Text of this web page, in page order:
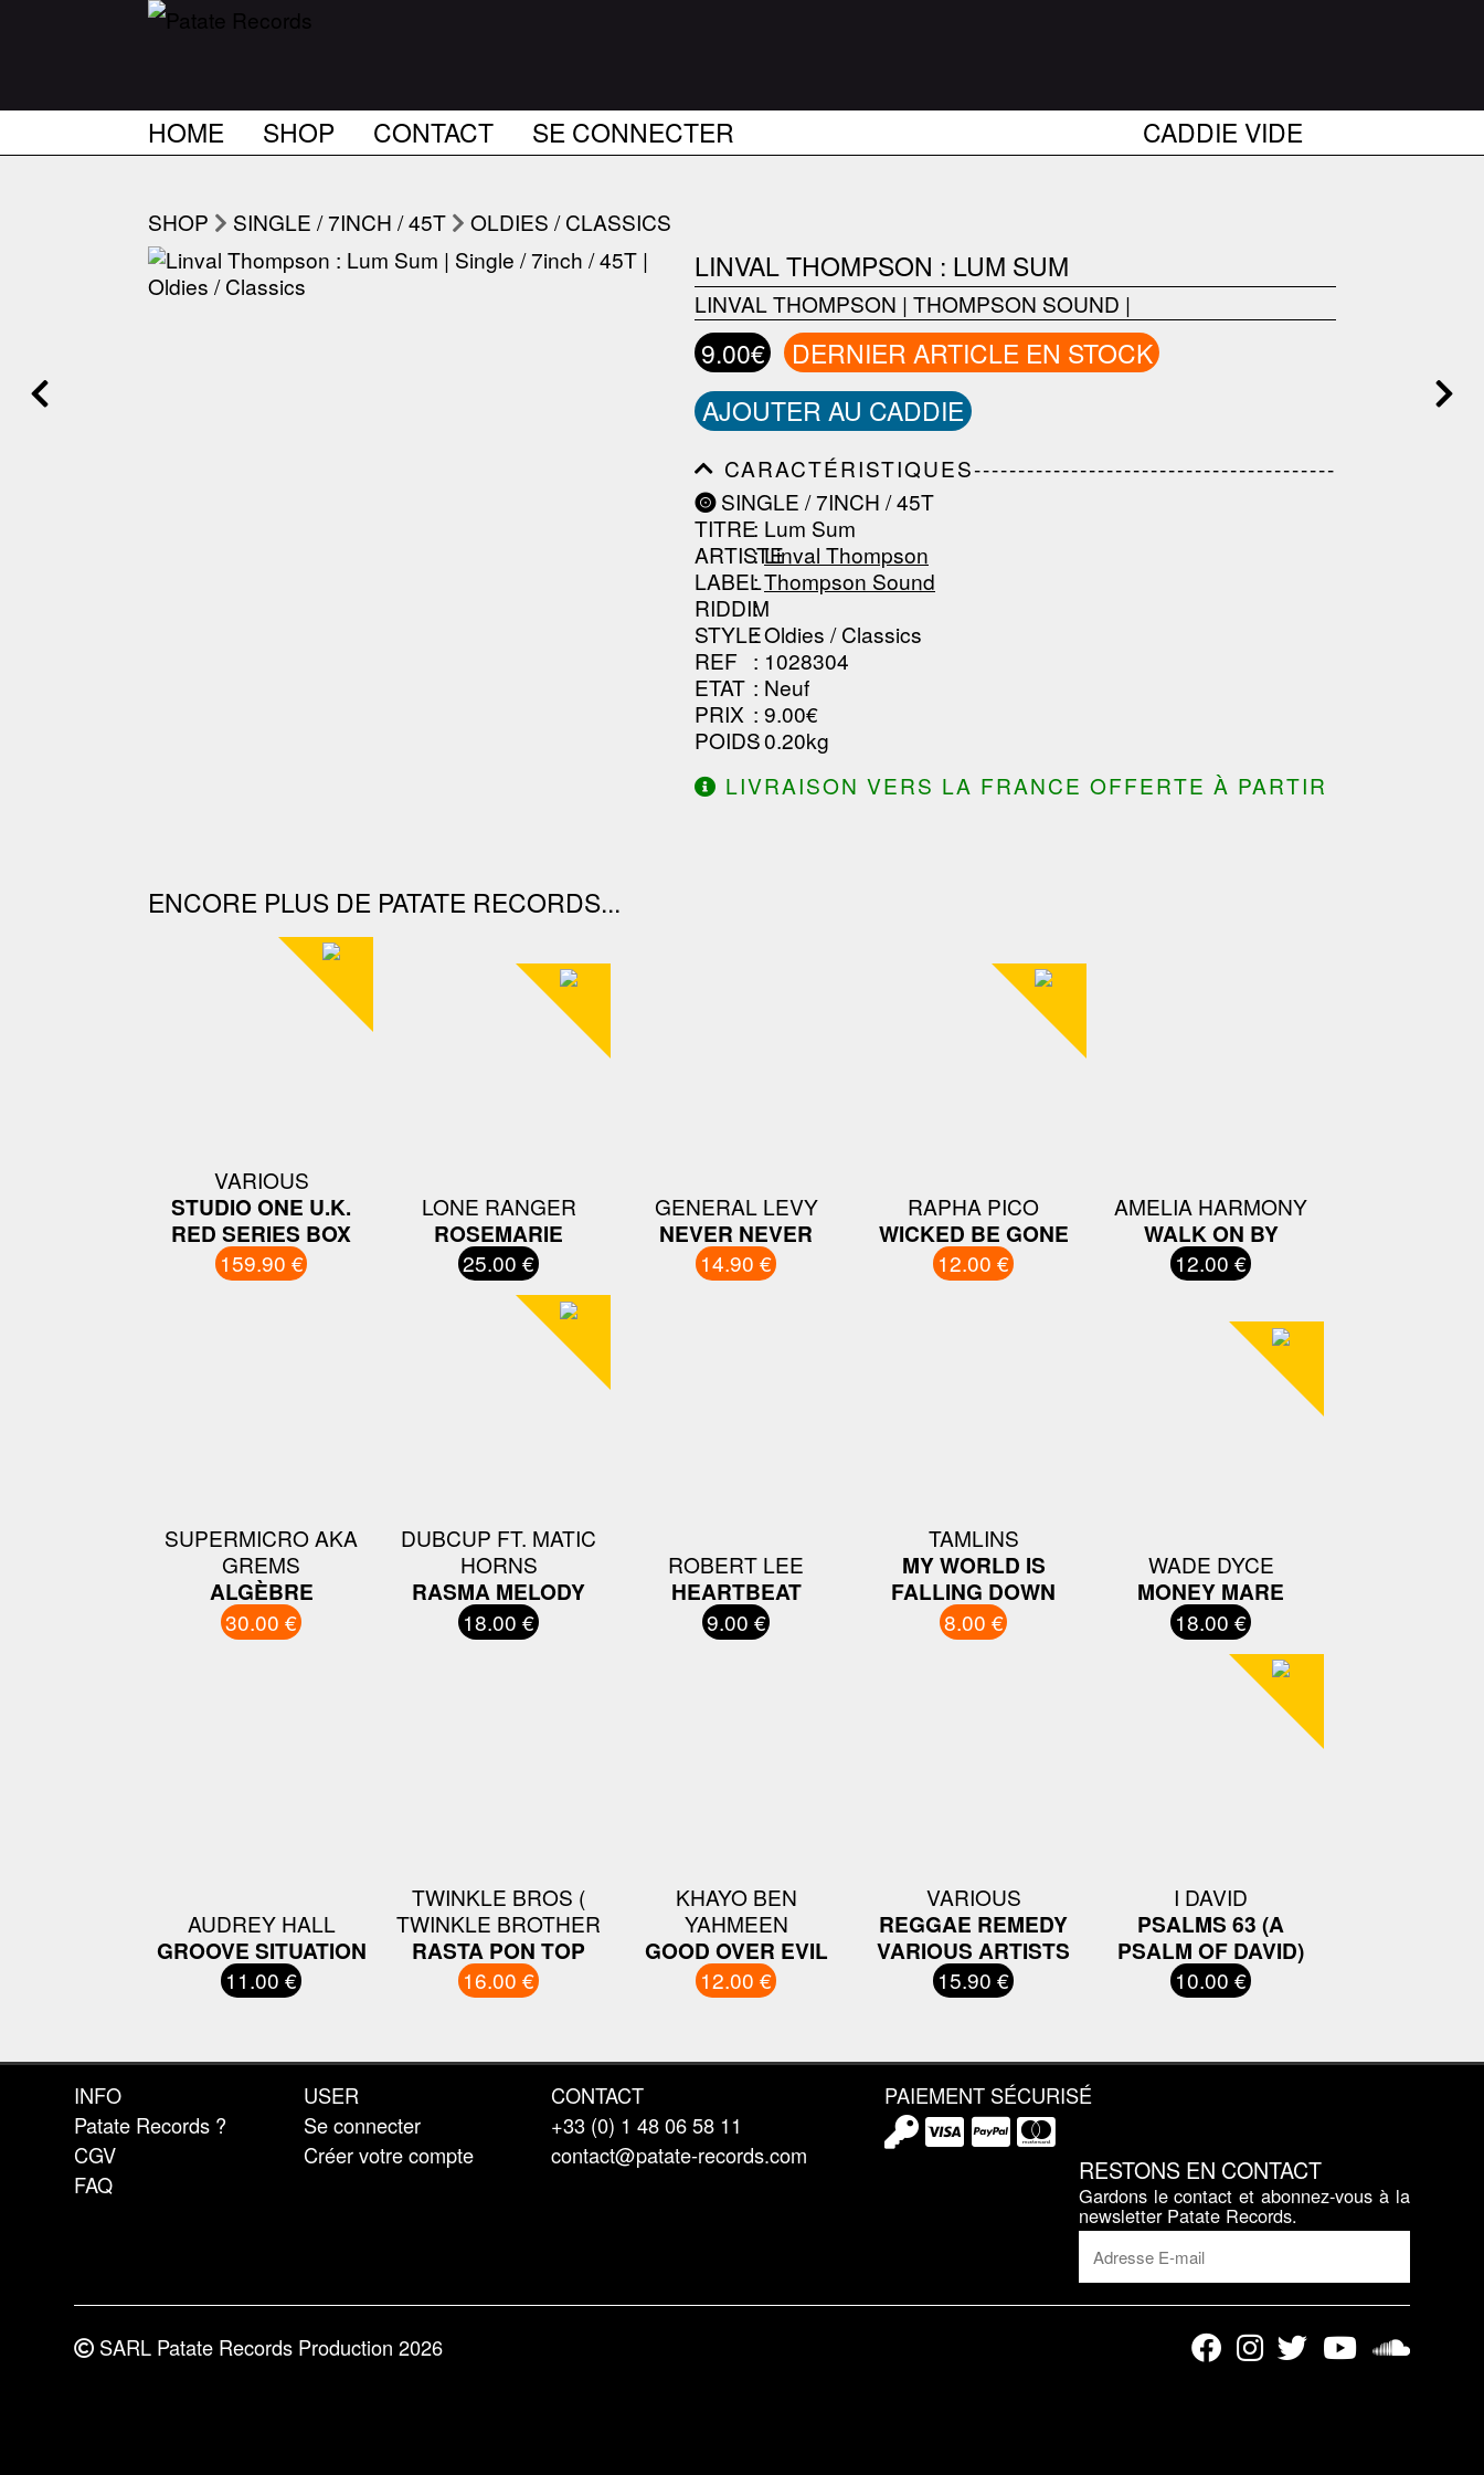
HOME SHOP CONTACT SE CONNECTER CADDIE VIDE
SHOP SINGLE / 7INCH / 45T OLDIES / CLASSICS
LINVAL THOMPSON : LUM SUM
LINVAL THOMPSON | THOMPSON SOUND |
9.00€
DERNIER ARTICLE EN STOCK
AJOUTER AU CADDIE
CARACTÉRISTIQUES-----------------------------------------
---------------------------------------------------------------------
---------------------------------------------------------------------
------------------------------
SINGLE / 7INCH / 45T
TITRE: Lum Sum
ARTISTE
:Linval Thompson
LABEL
:Thompson Sound
RIDDIM
:
STYLE: Oldies / Classics
REF : 1028304
ETAT : Neuf
PRIX : 9.00€
POIDS: 0.20kg
LIVRAISON VERS LA FRANCE OFFERTE À PARTIR
ENCORE PLUS DE PATATE RECORDS...
VARIOUS
STUDIO ONE U.K.
RED SERIES BOX
159.90 €
LONE RANGER
ROSEMARIE
25.00 €
GENERAL LEVY
NEVER NEVER
14.90 €
RAPHA PICO
WICKED BE GONE
12.00 €
AMELIA HARMONY
WALK ON BY
12.00 €
SUPERMICRO AKA
GREMS
ALGÈBRE
30.00 €
DUBCUP FT. MATIC
HORNS
RASMA MELODY
18.00 €
ROBERT LEE
HEARTBEAT
9.00 €
TAMLINS
MY WORLD IS
FALLING DOWN
8.00 €
WADE DYCE
MONEY MARE
18.00 €
AUDREY HALL
GROOVE SITUATION
11.00 €
TWINKLE BROS (
TWINKLE BROTHER
RASTA PON TOP
16.00 €
KHAYO BEN
YAHMEEN
GOOD OVER EVIL
12.00 €
VARIOUS
REGGAE REMEDY
VARIOUS ARTISTS
15.90 €
I DAVID
PSALMS 63 (A
PSALM OF DAVID)
10.00 €
INFO
Patate Records ?
CGV
FAQ
USER
Se connecter
Créer votre compte
CONTACT
+33 (0) 1 48 06 58 11
contact@patate-records.com
PAIEMENT SÉCURISÉ
RESTONS EN CONTACT
Gardons le contact et abonnez-vous à la
newsletter Patate Records.
SARL Patate Records Production 2026